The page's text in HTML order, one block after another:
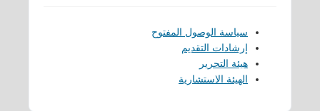
سياسة الوصول المفتوح
إرشادات التقديم
هيئة التحرير
الهيئة الاستشارية